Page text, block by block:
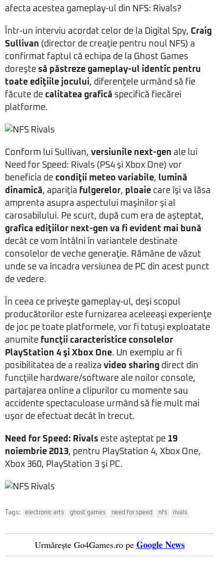
afecta acestea gameplay-ul din NFS: Rivals?
Într-un interviu acordat celor de la Digital Spy, Craig
Sullivan (director de creaţie pentru noul NFS) a
confirmat faptul că echipa de la Ghost Games
doreşte să păstreze gameplay-ul identic pentru
toate ediţiile jocului, diferenţele urmând să fie
făcute de calitatea grafică specifică fiecărei
platforme.
Conform lui Sullivan, versiunile next-gen ale lui
Need for Speed: Rivals (PS4 şi Xbox One) vor
beneficia de condiţii meteo variabile, lumină
dinamică, apariţia fulgerelor, ploaie care îşi va lăsa
amprenta asupra aspectului maşinilor şi al
carosabilului. Pe scurt, după cum era de aşteptat,
grafica ediţiilor next-gen va fi evident mai bună
decât ce vom întâlni în variantele destinate
consolelor de veche generaţie. Rămâne de văzut
unde se va încadra versiunea de PC din acest punct
de vedere.
În ceea ce priveşte gameplay-ul, deşi scopul
producătorilor este furnizarea aceleeaşi experienţe
de joc pe toate platformele, vor fi totuşi exploatate
anumite funcţii caracteristice consolelor
PlayStation 4 şi Xbox One. Un exemplu ar fi
posibilitatea de a realiza video sharing direct din
funcţiile hardware/software ale noilor console,
partajarea online a clipurilor cu momente sau
accidente spectaculoase urmând să fie mult mai
uşor de efectuat decât în trecut.
Need for Speed: Rivals este aşteptat pe 19
noiembrie 2013, pentru PlayStation 4, Xbox One,
Xbox 360, PlayStation 3 şi PC.
Tags: electronic arts ghost games need for speed nfs rivals
Urmărește Go4Games.ro pe Google News